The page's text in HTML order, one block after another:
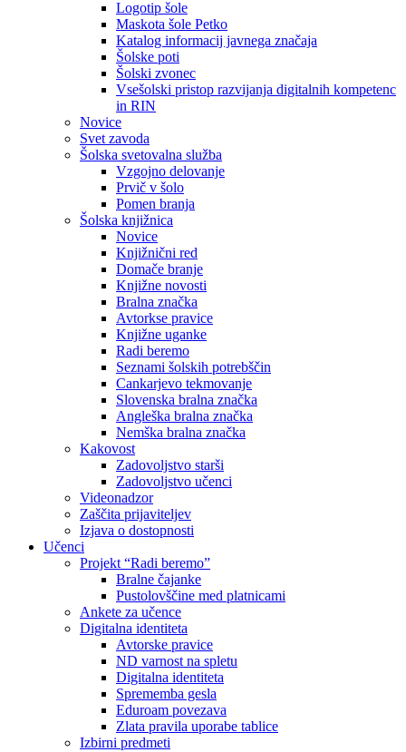
Logotip šole
Maskota šole Petko
Katalog informacij javnega značaja
Šolske poti
Šolski zvonec
Vsešolski pristop razvijanja digitalnih kompetenc
in RIN
Novice
Svet zavoda
Šolska svetovalna služba
Vzgojno delovanje
Prvič v šolo
Pomen branja
Šolska knjižnica
Novice
Knjižnični red
Domače branje
Knjižne novosti
Bralna značka
Avtorkse pravice
Knjižne uganke
Radi beremo
Seznami šolskih potrebščin
Cankarjevo tekmovanje
Slovenska bralna značka
Angleška bralna značka
Nemška bralna značka
Kakovost
Zadovoljstvo starši
Zadovoljstvo učenci
Videonadzor
Zaščita prijaviteljev
Izjava o dostopnosti
Učenci
Projekt “Radi beremo”
Bralne čajanke
Pustolovščine med platnicami
Ankete za učence
Digitalna identiteta
Avtorske pravice
ND varnost na spletu
Digitalna identiteta
Sprememba gesla
Eduroam povezava
Zlata pravila uporabe tablice
Izbirni predmeti